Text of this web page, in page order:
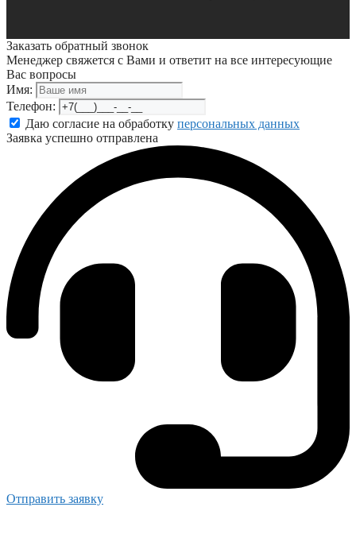
Заказать обратный звонок
Менеджер свяжется с Вами и ответит на все интересующие
Вас вопросы
Имя:
Телефон:
Даю согласие на обработку персональных данных
Заявка успешно отправлена
Отправить заявку